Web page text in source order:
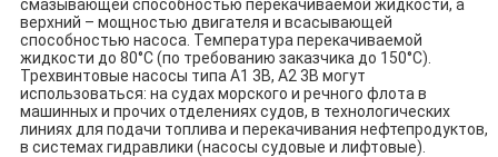
смазывающей способностью перекачиваемой жидкости, а
верхний – мощностью двигателя и всасывающей
способностью насоса. Температура перекачиваемой
жидкости до 80°С (по требованию заказчика до 150°С).
Трехвинтовые насосы типа А1 3В, А2 3В могут
использоваться: на судах морского и речного флота в
машинных и прочих отделениях судов, в технологических
линиях для подачи топлива и перекачивания нефтепродуктов,
в системах гидравлики (насосы судовые и лифтовые).